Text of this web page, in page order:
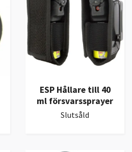
ESP Hållare till 40
ml försvarssprayer
Slutsåld